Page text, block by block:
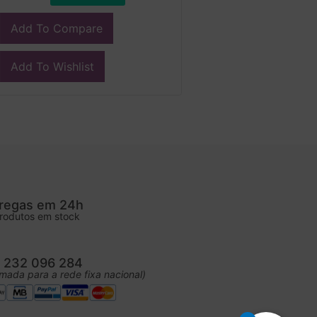
Add To Compare
Add To Wishlist
em 24h
em stock
232 096 284
para a rede fixa nacional)